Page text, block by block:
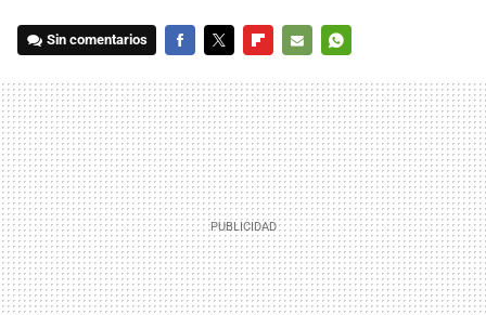
Sin comentarios
MAIL